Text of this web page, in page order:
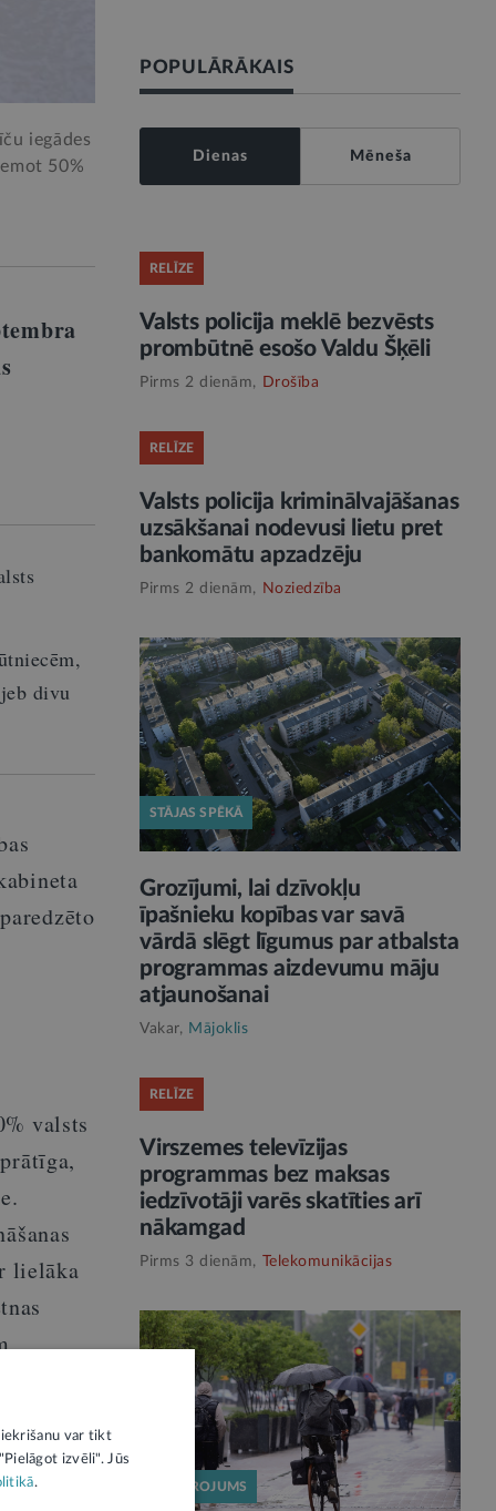
iegādes
50%
divu
valsts
lielāka
POPULĀRĀKAIS
Dienas Mēneša
RELĪZE
Valsts policija meklē bezvēsts
prombūtnē esošo Valdu Šķēli
Pirms 2 dienām, Drošība
RELĪZE
Valsts policija kriminālvajāšanas
uzsākšanai nodevusi lietu pret
bankomātu apzadzēju
Pirms 2 dienām, Noziedzība
STĀJAS SPĒKĀ
Grozījumi, lai dzīvokļu
īpašnieku kopības var savā
vārdā slēgt līgumus par atbalsta
programmas aizdevumu māju
atjaunošanai
Vakar, Mājoklis
RELĪZE
Virszemes televīzijas
programmas bez maksas
iedzīvotāji varēs skatīties arī
nākamgad
Pirms 3 dienām, Telekomunikācijas
SKAIDROJUMS
var tikt
izvēli". Jūs
.